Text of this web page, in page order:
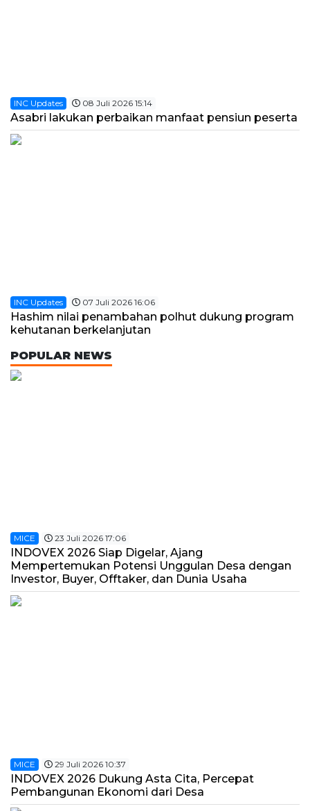
INC Updates 08 Juli 2026 15:14
Asabri lakukan perbaikan manfaat pensiun peserta
INC Updates 07 Juli 2026 16:06
Hashim nilai penambahan polhut dukung program
kehutanan berkelanjutan
POPULAR NEWS
MICE 23 Juli 2026 17:06
INDOVEX 2026 Siap Digelar, Ajang
Mempertemukan Potensi Unggulan Desa dengan
Investor, Buyer, Offtaker, dan Dunia Usaha
MICE 29 Juli 2026 10:37
INDOVEX 2026 Dukung Asta Cita, Percepat
Pembangunan Ekonomi dari Desa